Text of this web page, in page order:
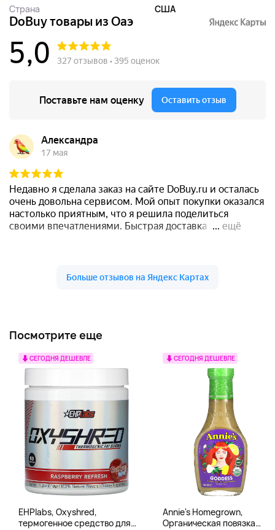
Страна
США
Посмотрите еще
СЕГОДНЯ ДЕШЕВЛЕ
EHPlabs, Oxyshred,
термогенное средство для
СЕГОДНЯ ДЕШЕВЛЕ
Annie's Homegrown,
Органическая повязка